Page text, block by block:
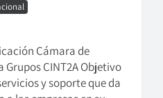
Cámara de
CINT2A Objetivo
y soporte que da